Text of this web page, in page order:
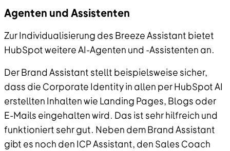
Agenten und Assistenten
Zur Individualisierung des Breeze Assistant bietet
HubSpot weitere AI-Agenten und -Assistenten an.
Der Brand Assistant stellt beispielsweise sicher,
dass die Corporate Identity in allen per HubSpot AI
erstellten Inhalten wie Landing Pages, Blogs oder
E-Mails eingehalten wird. Das ist sehr hilfreich und
funktioniert sehr gut. Neben dem Brand Assistant
gibt es noch den ICP Assistant, den Sales Coach